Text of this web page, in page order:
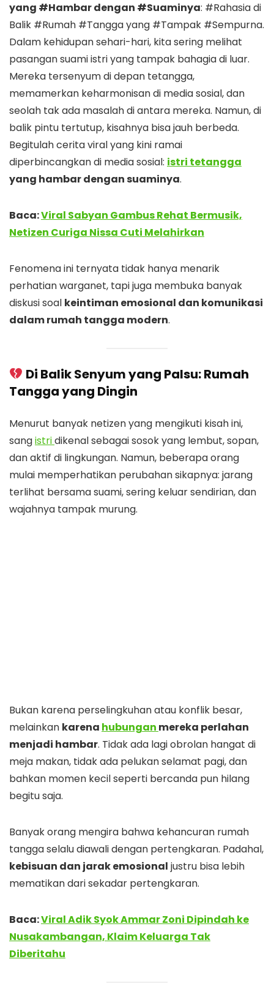
yang #Hambar dengan #Suaminya: #Rahasia di
Balik #Rumah #Tangga yang #Tampak #Sempurna.
Dalam kehidupan sehari-hari, kita sering melihat
pasangan suami istri yang tampak bahagia di luar.
Mereka tersenyum di depan tetangga,
memamerkan keharmonisan di media sosial, dan
seolah tak ada masalah di antara mereka. Namun, di
balik pintu tertutup, kisahnya bisa jauh berbeda.
Begitulah cerita viral yang kini ramai
diperbincangkan di media sosial: istri tetangga
yang hambar dengan suaminya.
Baca:Viral Sabyan Gambus Rehat Bermusik,
Netizen Curiga Nissa Cuti Melahirkan
Fenomena ini ternyata tidak hanya menarik
perhatian warganet, tapi juga membuka banyak
diskusi soal keintiman emosional dan komunikasi
dalam rumah tangga modern.
Di Balik Senyum yang Palsu: Rumah
Tangga yang Dingin
Menurut banyak netizen yang mengikuti kisah ini,
sangistridikenal sebagai sosok yang lembut, sopan,
dan aktif di lingkungan. Namun, beberapa orang
mulai memperhatikan perubahan sikapnya: jarang
terlihat bersama suami, sering keluar sendirian, dan
wajahnya tampak murung.
Bukan karena perselingkuhan atau konflik besar,
melainkan karena hubungan mereka perlahan
menjadi hambar. Tidak ada lagi obrolan hangat di
meja makan, tidak ada pelukan selamat pagi, dan
bahkan momen kecil seperti bercanda pun hilang
begitu saja.
Banyak orang mengira bahwa kehancuran rumah
tangga selalu diawali dengan pertengkaran. Padahal,
kebisuan dan jarak emosional justru bisa lebih
mematikan dari sekadar pertengkaran.
Baca:Viral Adik Syok Ammar Zoni Dipindah ke
Nusakambangan, Klaim Keluarga Tak
Diberitahu